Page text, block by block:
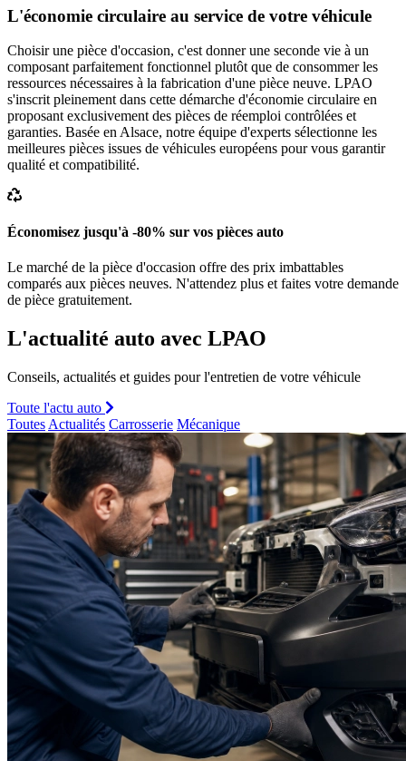
L'économie circulaire au service de votre véhicule
Choisir une pièce d'occasion, c'est donner une seconde vie à un
composant parfaitement fonctionnel plutôt que de consommer les
ressources nécessaires à la fabrication d'une pièce neuve. LPAO
s'inscrit pleinement dans cette démarche d'économie circulaire en
proposant exclusivement des pièces de réemploi contrôlées et
garanties. Basée en Alsace, notre équipe d'experts sélectionne les
meilleures pièces issues de véhicules européens pour vous garantir
qualité et compatibilité.
Économisez jusqu'à -80% sur vos pièces auto
Le marché de la pièce d'occasion offre des prix imbattables
comparés aux pièces neuves. N'attendez plus et faites votre demande
de pièce gratuitement.
L'actualité auto avec LPAO
Conseils, actualités et guides pour l'entretien de votre véhicule
Toute l'actu auto
Toutes Actualités Carrosserie Mécanique